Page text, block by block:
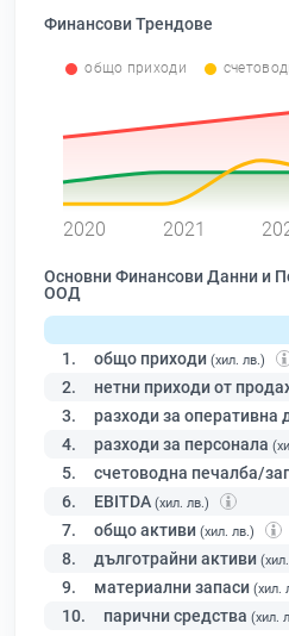
Финансови Трендове
общо приходи
2020 2021
Основни Финансови Данни и
ООД
1. общо приходи (хил. лв.)
2. нетни приходи от
3. разходи за оперативна
4. разходи за персонала
5. счетоводна печалба/
6. EBITDA (хил. лв.)
7. общо активи (хил. лв.)
8. дълготрайни активи
9. материални запаси (хил.
10. парични средства (хил.